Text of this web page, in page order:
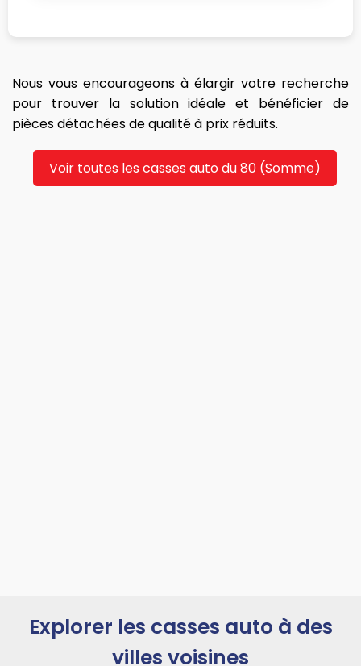
Nous vous encourageons à élargir votre recherche
pour trouver la solution idéale et bénéficier de
pièces détachées de qualité à prix réduits.
Voir toutes les casses auto du 80 (Somme)
Explorer les casses auto à des
villes voisines